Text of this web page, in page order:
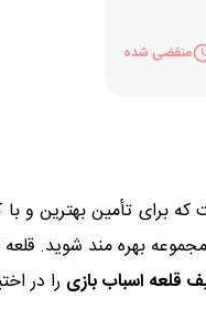
منقضی شده
برای تأمین بهترین و
بهره مند شوید.
قلعه اسباب بازی را در